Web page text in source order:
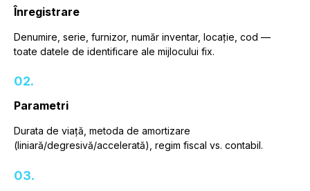
Înregistrare
Denumire, serie, furnizor, număr inventar, locație, cod —
toate datele de identificare ale mijlocului fix.
02.
Parametri
Durata de viață, metoda de amortizare
(liniară/degresivă/accelerată), regim fiscal vs. contabil.
03.